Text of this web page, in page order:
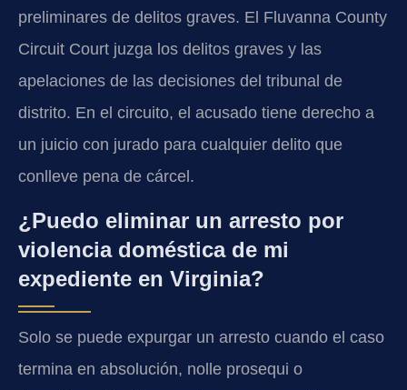
preliminares de delitos graves. El Fluvanna County
Circuit Court juzga los delitos graves y las
apelaciones de las decisiones del tribunal de
distrito. En el circuito, el acusado tiene derecho a
un juicio con jurado para cualquier delito que
conlleve pena de cárcel.
¿Puedo eliminar un arresto por
violencia doméstica de mi
expediente en Virginia?
Solo se puede expurgar un arresto cuando el caso
termina en absolución, nolle prosequi o